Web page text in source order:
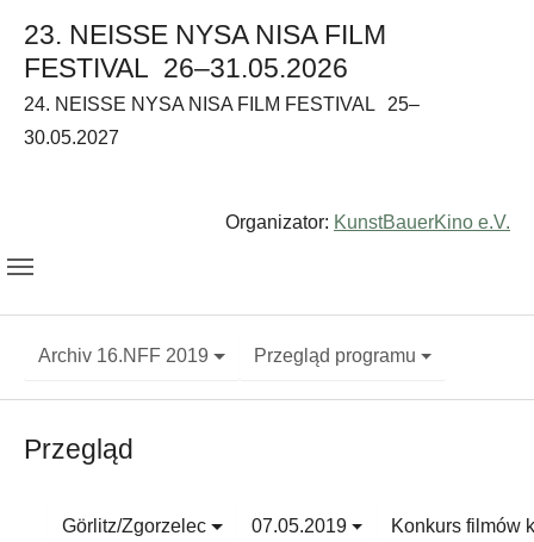
23. NEISSE NYSA NISA FILM
FESTIVAL 26–31.05.2026
24. NEISSE NYSA NISA FILM FESTIVAL
25–
30.05.2027
Organizator: KunstBauerKino e.V.
Archiv 16.NFF 2019 Przegląd programu
Przegląd
Görlitz/Zgorzelec 07.05.2019 Konkurs filmów